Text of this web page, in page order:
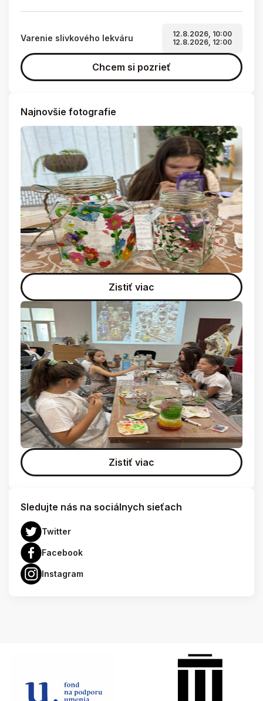
Varenie slivkového lekváru
12.8.2026, 10:00
12.8.2026, 12:00
Chcem si pozrieť
Najnovšie fotografie
Zistiť viac
Zistiť viac
Sledujte nás na sociálnych sieťach
Twitter
Facebook
Instagram